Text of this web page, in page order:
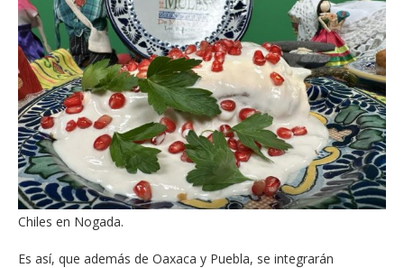
Chiles en Nogada.
Es así, que además de Oaxaca y Puebla, se integrarán